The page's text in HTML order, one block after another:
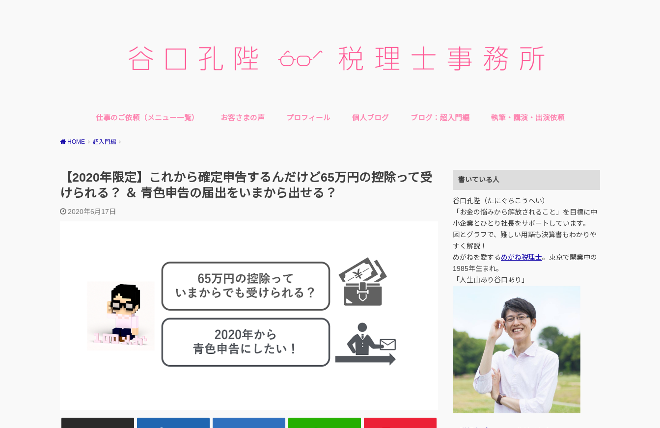
仕事のご依頼（メニュー一覧）
メニュー一覧
オンライン単発税金相談
顧問契約
当事務所の強み
お客さまの声 プロフィール 個人ブログ ブログ：超入門編 執筆・講演・出演依頼
HOME 超入門編
【2020年限定】これから確定申告するんだけど65万円の控除って受
けられる？ ＆ 青色申告の届出をいまから出せる？
2020年6月17日
書いている人
谷口孔陛（たにぐちこうへい）
「お金の悩みから解放されること」を目標に中
小企業とひとり社長をサポートしています。
図とグラフで、難しい用語も決算書もわかりや
すく解説！
めがねを愛するめがね税理士。東京で開業中の
1985年生まれ。
「人生山あり谷口あり」